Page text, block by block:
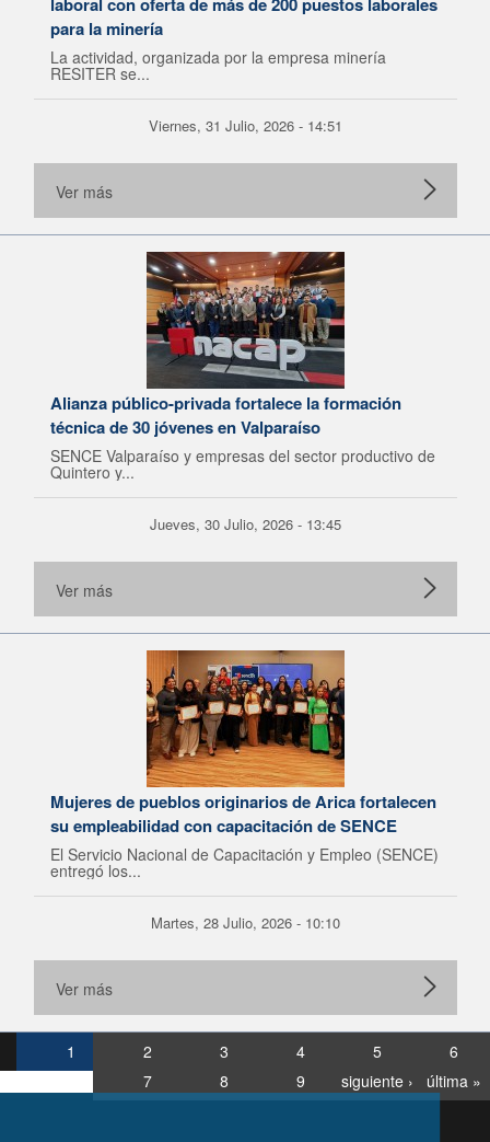
para la minería
La actividad, organizada por la empresa minería
RESITER se...
Viernes, 31 Julio, 2026 - 14:51
Ver más
Alianza público-privada fortalece la formación
técnica de 30 jóvenes en Valparaíso
SENCE Valparaíso y empresas del sector productivo de
Quintero y...
Jueves, 30 Julio, 2026 - 13:45
Ver más
Mujeres de pueblos originarios de Arica fortalecen
su empleabilidad con capacitación de SENCE
El Servicio Nacional de Capacitación y Empleo (SENCE)
entregó los...
Martes, 28 Julio, 2026 - 10:10
Ver más
1 2 3 4 5
6
7
8 9 siguiente › última »